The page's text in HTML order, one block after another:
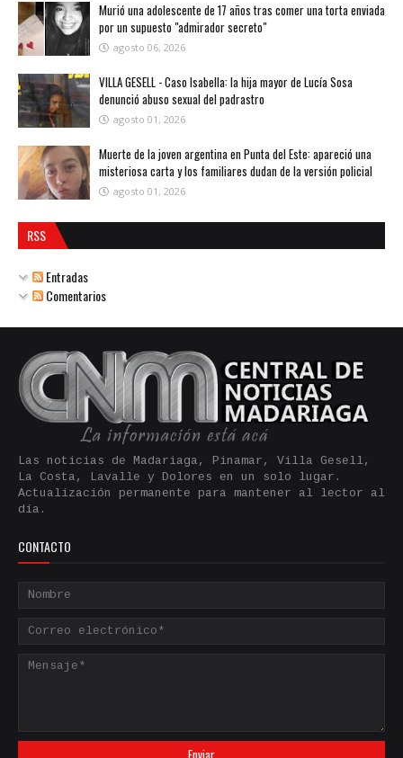
Murió una adolescente de 17 años tras comer una torta enviada
por un supuesto "admirador secreto"
agosto 06, 2026
VILLA GESELL - Caso Isabella: la hija mayor de Lucía Sosa
denunció abuso sexual del padrastro
agosto 01, 2026
Muerte de la joven argentina en Punta del Este: apareció una
misteriosa carta y los familiares dudan de la versión policial
agosto 01, 2026
RSS
Entradas
Comentarios
Las noticias de Madariaga, Pinamar, Villa Gesell,
La Costa, Lavalle y Dolores en un solo lugar.
Actualización permanente para mantener al lector al
día.
CONTACTO